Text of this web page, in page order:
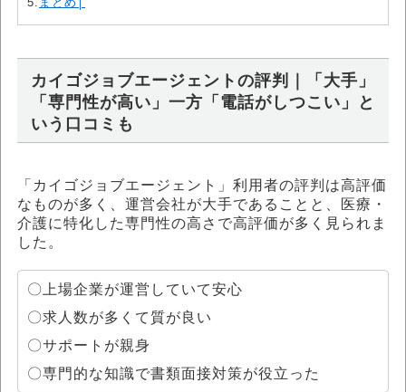
カイゴジョブエージェントの評判｜「大手」
「専門性が高い」一方「電話がしつこい」と
いう口コミも
「カイゴジョブエージェント」利用者の評判は高評価
なものが多く、運営会社が大手であることと、医療・
介護に特化した専門性の高さで高評価が多く見られま
した。
〇上場企業が運営していて安心
〇求人数が多くて質が良い
〇サポートが親身
〇専門的な知識で書類面接対策が役立った